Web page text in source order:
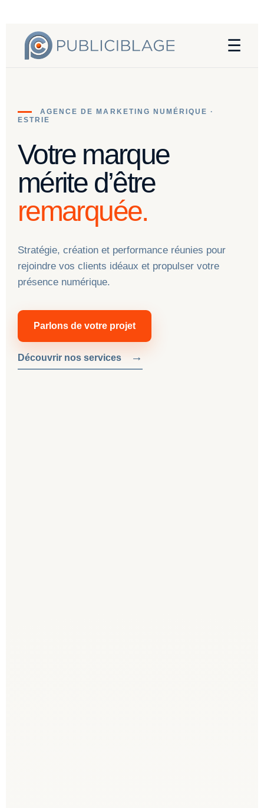
☰
AGENCE DE MARKETING NUMÉRIQUE ·
ESTRIE
Votre marque
mérite d’être
remarquée.
Stratégie, création et performance réunies pour
rejoindre vos clients idéaux et propulser votre
présence numérique.
Parlons de votre projet
Découvrir nos services →